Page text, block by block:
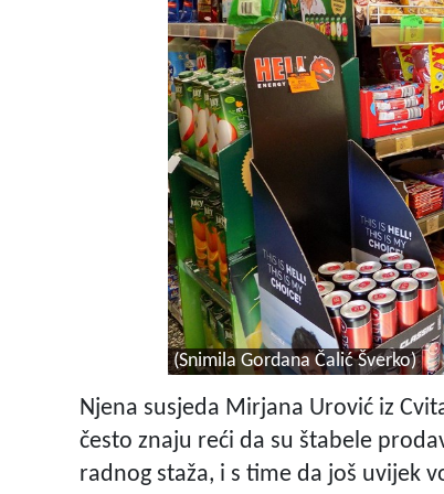
(Snimila Gordana Čalić Šverko)
Njena susjeda Mirjana Urović iz
često znaju reći da su štabele
radnog staža, i s time da još uvijek